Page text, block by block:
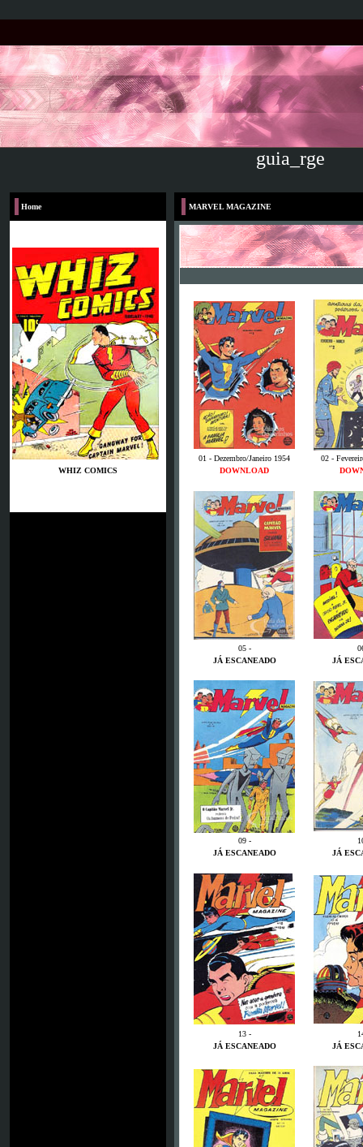
guia_rge
Home
WHIZ COMICS
MARVEL MAGAZINE
01 - Dezembro/Janeiro 1954
02 -
DOWNLOAD
05 -
JÁ ESCANEADO
JÁ
09 -
JÁ ESCANEADO
JÁ
13 -
JÁ ESCANEADO
JÁ